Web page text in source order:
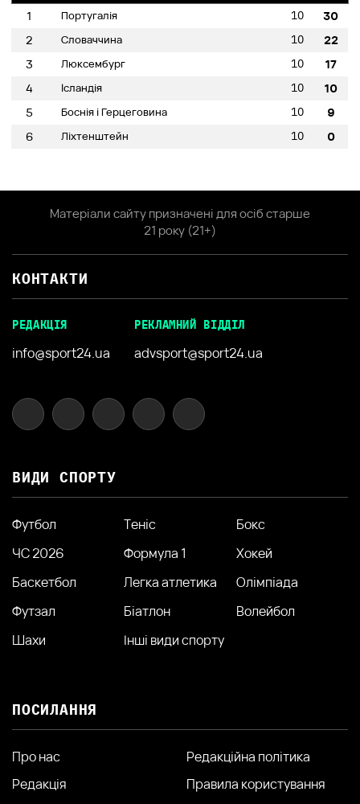
1 Португалія 10
30
2
Словаччина 10
22
3
Люксембург 10
17
4
Ісландія 10
10
5
Боснія і Герцеговина 10
9
6
Ліхтенштейн 10 0
Матеріали сайту призначені для осіб старше
21 року (21+)
КОНТАКТИ
РЕДАКЦІЯ
info@sport24.ua
РЕКЛАМНИЙ ВІДДІЛ
advsport@sport24.ua
ВИДИ СПОРТУ
Футбол Теніс
Бокс
ЧС 2026
Формула 1
Хокей
Баскетбол
Легка атлетика
Олімпіада
Футзал
Біатлон
Волейбол
Шахи
Інші види спорту
ПОСИЛАННЯ
Про нас
Редакція
Редакційна політика
Правила користування